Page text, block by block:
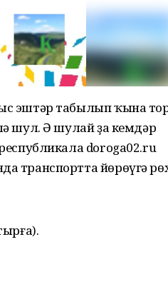
эштәр табылып ҡына
шул. Ә шулай ҙа кемдәр
doroga02.ru
транспортта йөрөүгә